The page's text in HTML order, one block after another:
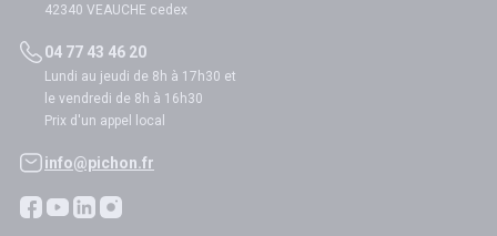
42340 VEAUCHE cedex
04 77 43 46 20
Lundi au jeudi de 8h à 17h30 et
le vendredi de 8h à 16h30
Prix d'un appel local
info@pichon.fr